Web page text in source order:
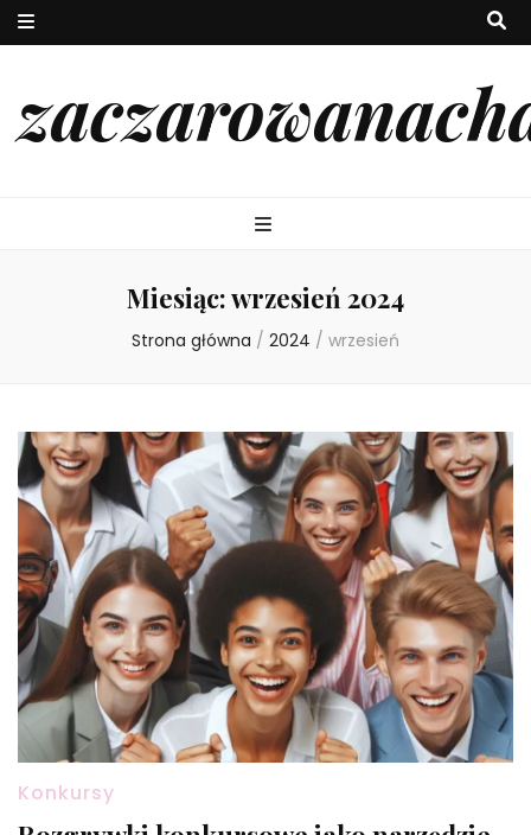
Miesiąc:wrzesień 2024
Strona główna / 2024 / wrzesień
Konkursy